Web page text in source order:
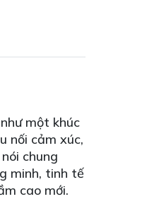
một khúc
nối cảm xúc,
chung
minh, tinh tế
cao mới.